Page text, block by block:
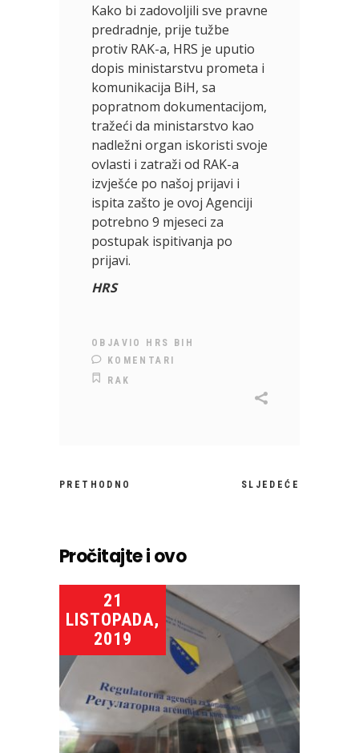
Kako bi zadovoljili sve pravne
predradnje, prije tužbe
protiv RAK-a, HRS je uputio
dopis ministarstvu prometa i
komunikacija BiH, sa
popratnom dokumentacijom,
tražeći da ministarstvo kao
nadležni organ iskoristi svoje
ovlasti i zatraži od RAK-a
izvješće po našoj prijavi i
ispita zašto je ovoj Agenciji
potrebno 9 mjeseci za
postupak ispitivanja po
prijavi.
HRS
OBJAVIO HRS BIH
KOMENTARI
RAK
PRETHODNO SLJEDEĆE
Pročitajte i ovo
21
LISTOPADA,
2019